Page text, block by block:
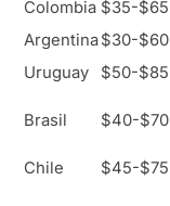
Colombia $35-$65
Argentina$30-$60
Uruguay
$50-$85
Brasil $40-$70
Chile
$45-$75